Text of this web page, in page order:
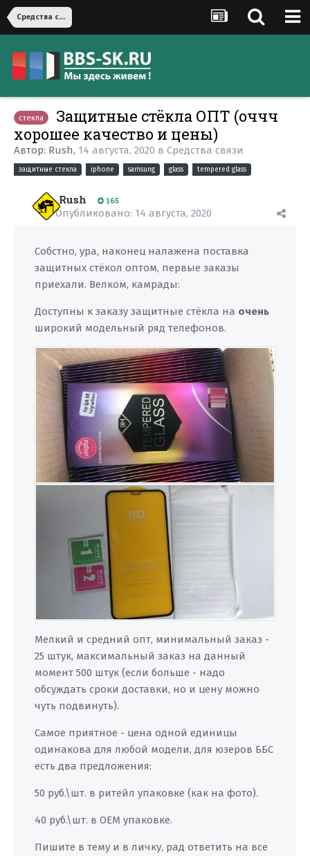
Средства связи
стекла
Защитные стёкла ОПТ (оччч
хорошее качество и цены)
Автор: Rush, 14 августа, 2020 в Средства связи
защитные стекла iphone samsung glass tempered glass
Rush 165
Опубликовано: 14 августа, 2020
Собстно, ура, наконец налажена поставка
защитных стёкол оптом, первые заказы
приехали. Велком, камрады:
Доступны к заказу защитные стёкла на очень
широкий модельный ряд телефонов.
Мелкий и средний опт, минимальный заказ -
25 штук, максимальный заказ на данный
момент 500 штук (если больше - надо
обсуждать сроки доставки, но и цену можно
чуть подвинуть).
Самое приятное - цена одной единицы
одинакова для любой модели, для юзеров ББС
есть два предложения:
50 руб.\шт. в ритейл упаковке (как на фото).
40 руб.\шт. в ОЕМ упаковке.
Пишите в тему и в личку, рад ответить на все